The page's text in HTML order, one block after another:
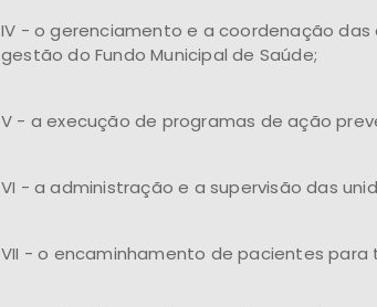
IV - o gerenciamento e a coordenação das
gestão do Fundo Municipal de Saúde;
V - a execução de programas de ação
VI - a administração e a supervisão das
VII - o encaminhamento de pacientes